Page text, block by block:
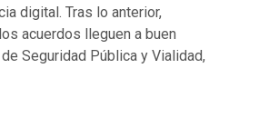
digital. Tras lo anterior,
acuerdos lleguen a buen
Seguridad Pública y Vialidad,